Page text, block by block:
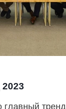
главный